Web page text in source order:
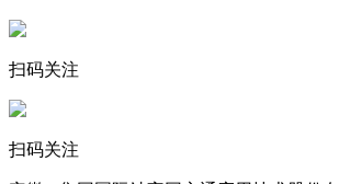
扫码关注
扫码关注